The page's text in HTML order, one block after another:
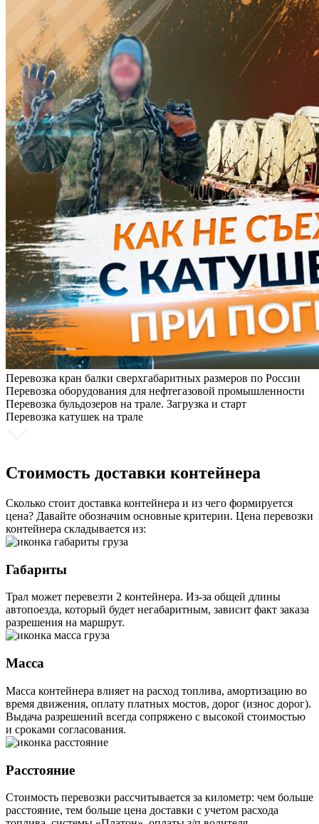
Перевозка кран балки сверхгабаритных размеров по России
Перевозка оборудования для нефтегазовой промышленности
Перевозка бульдозеров на трале. Загрузка и старт
Перевозка катушек на трале
Стоимость доставки контейнера
Сколько стоит доставка контейнера и из чего формируется
цена? Давайте обозначим основные критерии. Цена перевозки
контейнера складывается из:
Габариты
Трал может перевезти 2 контейнера. Из-за общей длины
автопоезда, который будет негабаритным, зависит факт заказа
разрешения на маршрут.
Масса
Масса контейнера влияет на расход топлива, амортизацию во
время движения, оплату платных мостов, дорог (износ дорог).
Выдача разрешений всегда сопряжено с высокой стоимостью
и сроками согласования.
Расстояние
Стоимость перевозки рассчитывается за километр: чем больше
расстояние, тем больше цена доставки с учетом расхода